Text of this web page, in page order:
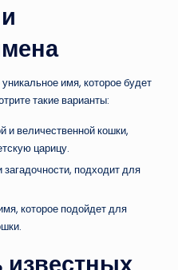
имя, которое будет
такие варианты:
и величественной кошки,
царицу.
подходит для
которое подойдет для